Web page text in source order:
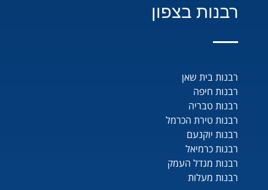
רבנות בצפון
רבנות בית שאן
רבנות חיפה
רבנות טבריה
רבנות טירת הכרמל
רבנות יוקנעם
רבנות כרמיאל
רבנות מגדל העמק
רבנות מעלות